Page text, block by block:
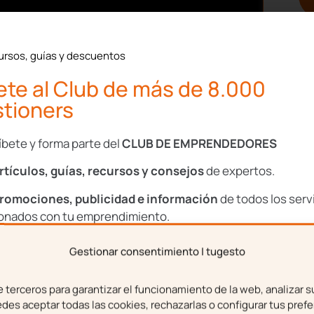
Gestionar consentimiento | tugesto
terceros para garantizar el funcionamiento de la web, analizar
aceptar todas las cookies, rechazarlas o configurar tus
de pagar),
te llamen por teléfono y
pagar la hipoteca.
la entidad financiera,
o te sirviera,
tras dejar de pagar la
proponiendo
acuerdo, elproceso de
de llamadas. Este es el
tu hipoteca. Es decir,
guías y descuentos
al Club de más de 8.000
y forma parte delCLUB DE EMPRENDEDORES
guías, recursos y consejosde expertos.
publicidad e informaciónde todos los
con tu emprendimiento.
Apellidos